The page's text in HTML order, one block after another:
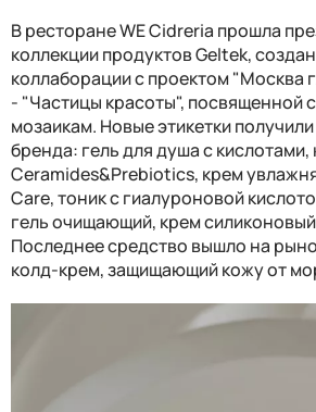
В ресторане WE Cidreria прошла
коллекции продуктов Geltek,
коллаборации с проектом "Москва
- "Частицы красоты", посвященной
мозаикам. Новые этикетки
бренда: гель для душа с кислотами,
Ceramides&Prebiotics, крем
Care, тоник с гиалуроновой
гель очищающий, крем
Последнее средство вышло на
колд-крем, защищающий кожу от